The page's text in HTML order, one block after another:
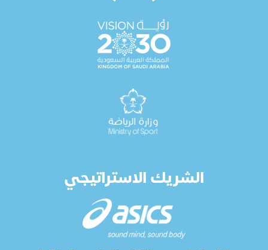
الشريك الاستراتيجي